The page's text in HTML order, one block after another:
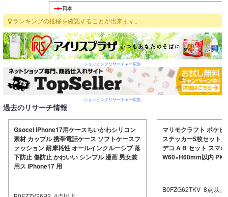
日本
ランキングの推移を確認することが出来ます。
ショッピングリサーチャー広告
ショッピングリサーチャー広告
過去のリサーチ情報
Gsocel iPhone17用ケースちいかわシリコン
素材 カップル 携帯電話ケース ソフトケースフ
ァッション 耐摩耗性 オールインクルーシブ 落
下防止 傷防止 かわいい シンプル 漫画 男女兼
用ス iPhone17 用
マリモクラフト ポケ
ステッカー5枚セット
デコ A B セット スマ
W60×H60mm以内
B0FZG62TKV 8点以上